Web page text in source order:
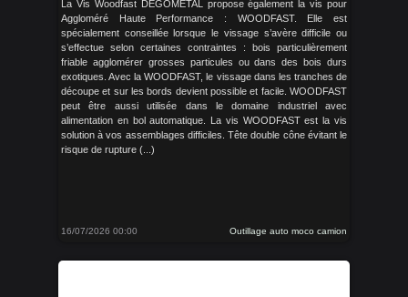
La Vis Woodfast DEGOMETAL propose également la vis pour
Aggloméré Haute Performance : WOODFAST. Elle est
spécialement conseillée lorsque le vissage s’avère difficile ou
s’effectue selon certaines contraintes : bois particulièrement
friable agglomérer grosses particules ou dans des bois durs
exotiques. Avec la WOODFAST, le vissage dans les tranches de
découpe et sur les bords devient possible et facile. WOODFAST
peut être aussi utilisée dans le domaine industriel avec
alimentation en bol automatique. La vis WOODFAST est la vis
solution à vos assemblages difficiles. Tête double cône évitant le
risque de rupture (...)
16/07/2026 00:00 Outillage auto moco camion